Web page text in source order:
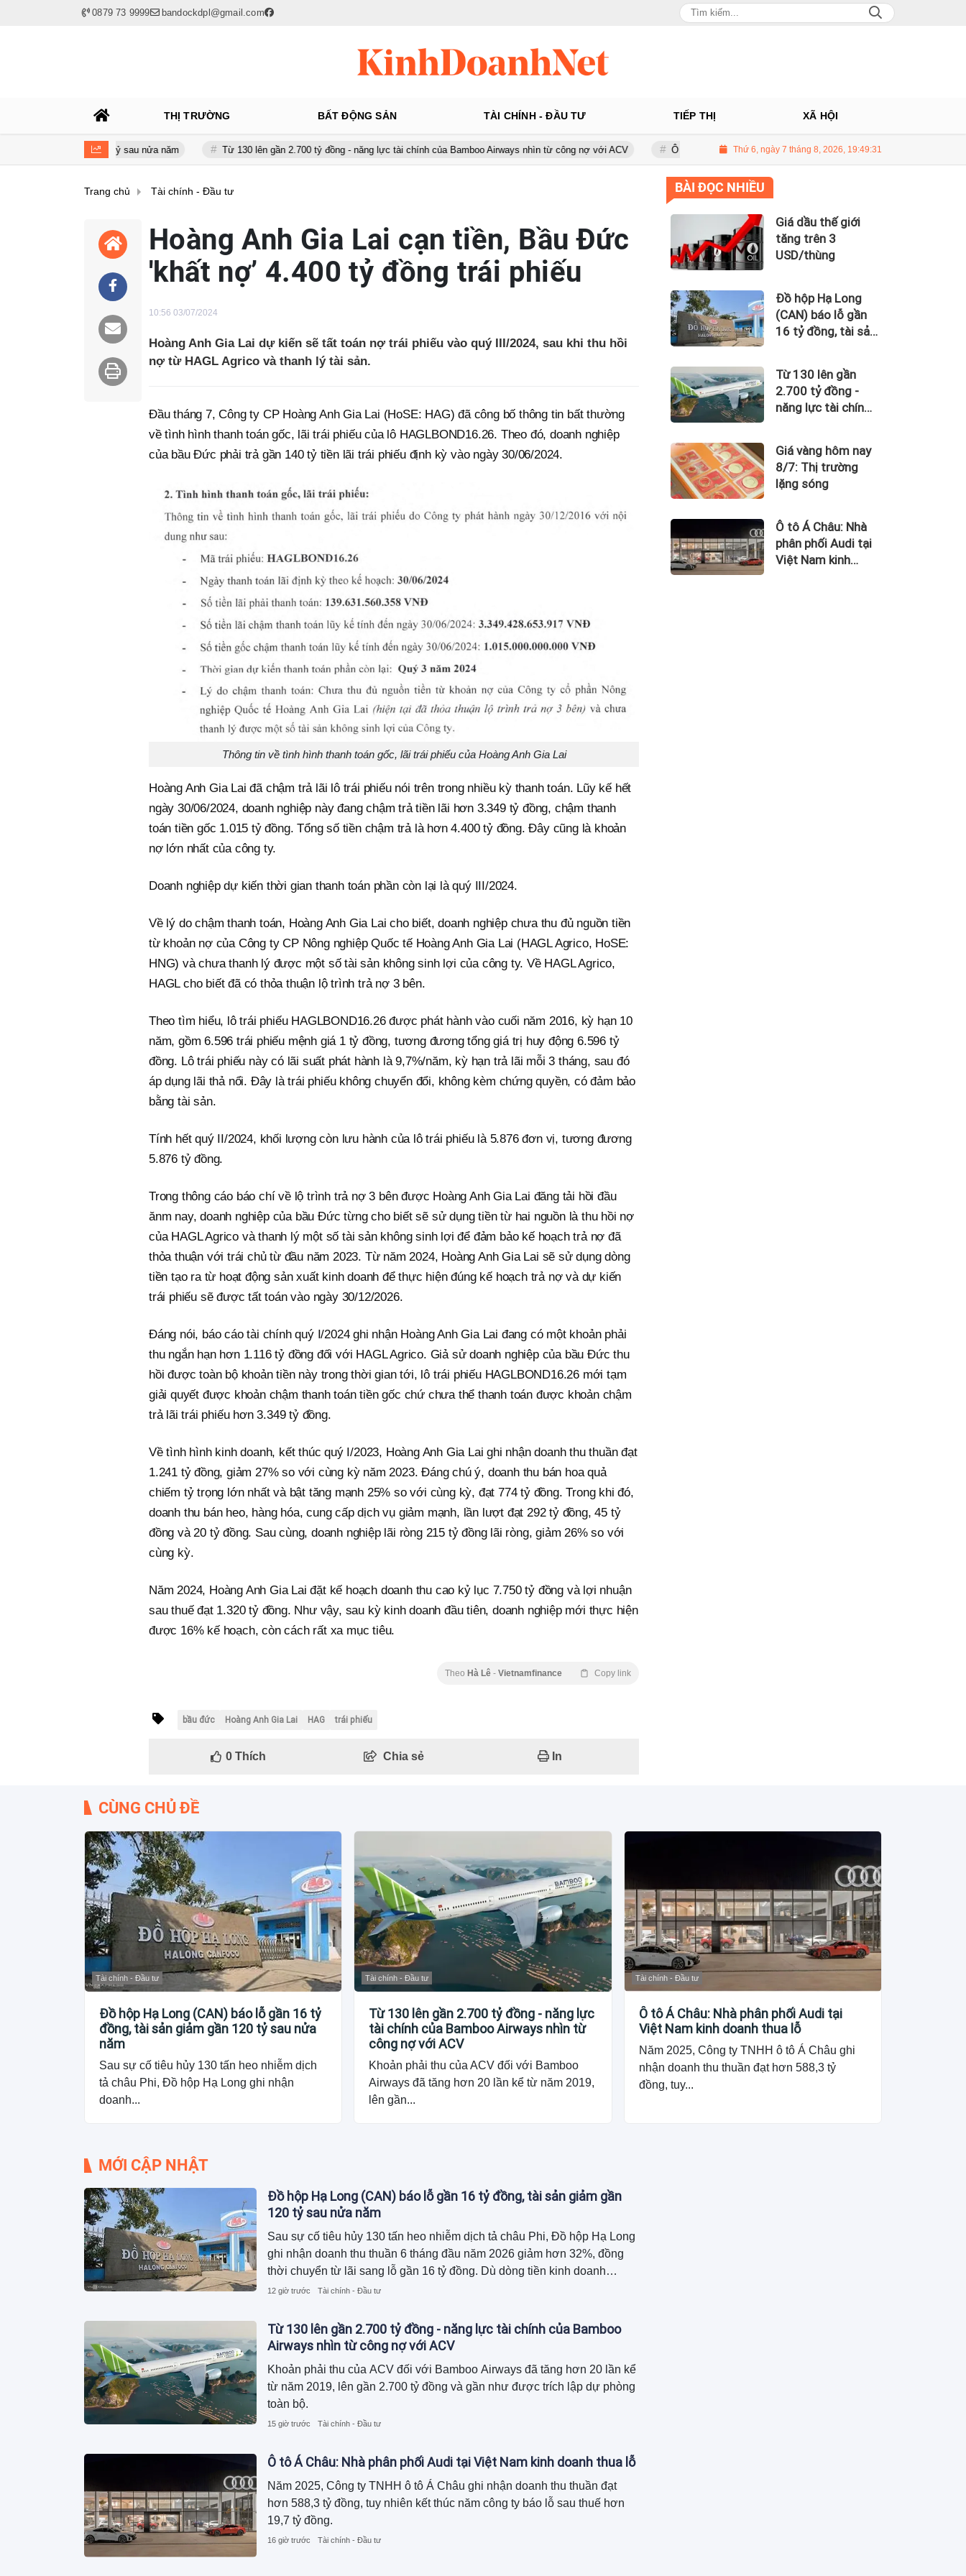
0879 73 9999 bandockdpl@gmail.com
THỊ TRƯỜNG BẤT ĐỘNG SẢN TÀI CHÍNH - ĐẦU TƯ TIẾP THỊ XÃ HỘI
gần 120 tỷ sau nửa năm Từ 130 lên gần 2.700 tỷ đồng - năng lực tài chính của Bamboo Airways nhìn từ công nợ với ACV Ô tô Á Châu: Nhà phân phối Audi tại Việt Nam kinh doanh thua lỗ
Thứ 6, ngày 7 tháng 8, 2026, 19:49:32
Trang chủ Tài chính - Đầu tư
Hoàng Anh Gia Lai cạn tiền, Bầu Đức
'khất nợ’ 4.400 tỷ đồng trái phiếu
10:56 03/07/2024
Hoàng Anh Gia Lai dự kiến sẽ tất toán nợ trái phiếu vào quý III/2024, sau khi thu hồi
nợ từ HAGL Agrico và thanh lý tài sản.
Đầu tháng 7, Công ty CP Hoàng Anh Gia Lai (HoSE: HAG) đã công bố thông tin bất thường
về tình hình thanh toán gốc, lãi trái phiếu của lô HAGLBOND16.26. Theo đó, doanh nghiệp
của bầu Đức phải trả gần 140 tỷ tiền lãi trái phiếu định kỳ vào ngày 30/06/2024.
Thông tin về tình hình thanh toán gốc, lãi trái phiếu của Hoàng Anh Gia Lai
Hoàng Anh Gia Lai đã chậm trả lãi lô trái phiếu nói trên trong nhiều kỳ thanh toán. Lũy kế hết
ngày 30/06/2024, doanh nghiệp này đang chậm trả tiền lãi hơn 3.349 tỷ đồng, chậm thanh
toán tiền gốc 1.015 tỷ đồng. Tổng số tiền chậm trả là hơn 4.400 tỷ đồng. Đây cũng là khoản
nợ lớn nhất của công ty.
Doanh nghiệp dự kiến thời gian thanh toán phần còn lại là quý III/2024.
Về lý do chậm thanh toán, Hoàng Anh Gia Lai cho biết, doanh nghiệp chưa thu đủ nguồn tiền
từ khoản nợ của Công ty CP Nông nghiệp Quốc tế Hoàng Anh Gia Lai (HAGL Agrico, HoSE:
HNG) và chưa thanh lý được một số tài sản không sinh lợi của công ty. Về HAGL Agrico,
HAGL cho biết đã có thỏa thuận lộ trình trả nợ 3 bên.
Theo tìm hiểu, lô trái phiếu HAGLBOND16.26 được phát hành vào cuối năm 2016, kỳ hạn 10
năm, gồm 6.596 trái phiếu mệnh giá 1 tỷ đồng, tương đương tổng giá trị huy động 6.596 tỷ
đồng. Lô trái phiếu này có lãi suất phát hành là 9,7%/năm, kỳ hạn trả lãi mỗi 3 tháng, sau đó
áp dụng lãi thả nổi. Đây là trái phiếu không chuyển đổi, không kèm chứng quyền, có đảm bảo
bằng tài sản.
Tính hết quý II/2024, khối lượng còn lưu hành của lô trái phiếu là 5.876 đơn vị, tương đương
5.876 tỷ đồng.
Trong thông cáo báo chí về lộ trình trả nợ 3 bên được Hoàng Anh Gia Lai đăng tải hồi đầu
ănm nay, doanh nghiệp của bầu Đức từng cho biết sẽ sử dụng tiền từ hai nguồn là thu hồi nợ
của HAGL Agrico và thanh lý một số tài sản không sinh lợi để đảm bảo kế hoạch trả nợ đã
thỏa thuận với trái chủ từ đầu năm 2023. Từ năm 2024, Hoàng Anh Gia Lai sẽ sử dụng dòng
tiền tạo ra từ hoạt động sản xuất kinh doanh để thực hiện đúng kế hoạch trả nợ và dự kiến
trái phiếu sẽ được tất toán vào ngày 30/12/2026.
Đáng nói, báo cáo tài chính quý I/2024 ghi nhận Hoàng Anh Gia Lai đang có một khoản phải
thu ngắn hạn hơn 1.116 tỷ đồng đối với HAGL Agrico. Giả sử doanh nghiệp của bầu Đức thu
hồi được toàn bộ khoản tiền này trong thời gian tới, lô trái phiếu HAGLBOND16.26 mới tạm
giải quyết được khoản chậm thanh toán tiền gốc chứ chưa thể thanh toán được khoản chậm
trả lãi trái phiếu hơn 3.349 tỷ đồng.
Về tình hình kinh doanh, kết thúc quý I/2023, Hoàng Anh Gia Lai ghi nhận doanh thu thuần đạt
1.241 tỷ đồng, giảm 27% so với cùng kỳ năm 2023. Đáng chú ý, doanh thu bán hoa quả
chiếm tỷ trọng lớn nhất và bật tăng mạnh 25% so với cùng kỳ, đạt 774 tỷ đồng. Trong khi đó,
doanh thu bán heo, hàng hóa, cung cấp dịch vụ giảm mạnh, lần lượt đạt 292 tỷ đồng, 45 tỷ
đồng và 20 tỷ đồng. Sau cùng, doanh nghiệp lãi ròng 215 tỷ đồng lãi ròng, giảm 26% so với
cùng kỳ.
Năm 2024, Hoàng Anh Gia Lai đặt kế hoạch doanh thu cao kỷ lục 7.750 tỷ đồng và lợi nhuận
sau thuế đạt 1.320 tỷ đồng. Như vậy, sau kỳ kinh doanh đầu tiên, doanh nghiệp mới thực hiện
được 16% kế hoạch, còn cách rất xa mục tiêu.
Theo Hà Lê - Vietnamfinance Copy link
bầu đức Hoàng Anh Gia Lai HAG trái phiếu
0Thích Chia sẻ In
BÀI ĐỌC NHIỀU
Giá dầu thế giới
tăng trên 3
USD/thùng
Đồ hộp Hạ Long
(CAN) báo lỗ gần
16 tỷ đồng, tài sản
sau nửa năm
Từ 130 lên gần
2.700 tỷ đồng -
năng lực tài chính
công nợ với ACV
Giá vàng hôm nay
8/7: Thị trường
lặng sóng
Ô tô Á Châu: Nhà
phân phối Audi tại
Việt Nam kinh
CÙNG CHỦ ĐỀ
Tài chính - Đầu tư
Đồ hộp Hạ Long (CAN) báo lỗ gần 16 tỷ
đồng, tài sản giảm gần 120 tỷ sau nửa
năm
Sau sự cố tiêu hủy 130 tấn heo nhiễm dịch
tả châu Phi, Đồ hộp Hạ Long ghi nhận
doanh...
Tài chính - Đầu tư
Từ 130 lên gần 2.700 tỷ đồng - năng lực
tài chính của Bamboo Airways nhìn từ
công nợ với ACV
Khoản phải thu của ACV đối với Bamboo
Airways đã tăng hơn 20 lần kể từ năm 2019,
lên gần...
Tài chính - Đầu tư
Ô tô Á Châu: Nhà phân phối Audi tại
Việt Nam kinh doanh thua lỗ
Năm 2025, Công ty TNHH ô tô Á Châu ghi
nhận doanh thu thuần đạt hơn 588,3 tỷ
đồng, tuy...
MỚI CẬP NHẬT
Đồ hộp Hạ Long (CAN) báo lỗ gần 16 tỷ đồng, tài sản giảm gần
120 tỷ sau nửa năm
Sau sự cố tiêu hủy 130 tấn heo nhiễm dịch tả châu Phi, Đồ hộp Hạ Long
ghi nhận doanh thu thuần 6 tháng đầu năm 2026 giảm hơn 32%, đồng
thời chuyển từ lãi sang lỗ gần 16 tỷ đồng. Dù dòng tiền kinh doanh
dương, nguồn tiền chủ yếu đến từ thu hồi công nợ và giảm hàng tồn kho,
12 giờ trước Tài chính - Đầu tư
Từ 130 lên gần 2.700 tỷ đồng - năng lực tài chính của Bamboo
Airways nhìn từ công nợ với ACV
Khoản phải thu của ACV đối với Bamboo Airways đã tăng hơn 20 lần kể
từ năm 2019, lên gần 2.700 tỷ đồng và gần như được trích lập dự phòng
toàn bộ.
15 giờ trước Tài chính - Đầu tư
Ô tô Á Châu: Nhà phân phối Audi tại Việt Nam kinh doanh thua lỗ
Năm 2025, Công ty TNHH ô tô Á Châu ghi nhận doanh thu thuần đạt
hơn 588,3 tỷ đồng, tuy nhiên kết thúc năm công ty báo lỗ sau thuế hơn
19,7 tỷ đồng.
16 giờ trước Tài chính - Đầu tư